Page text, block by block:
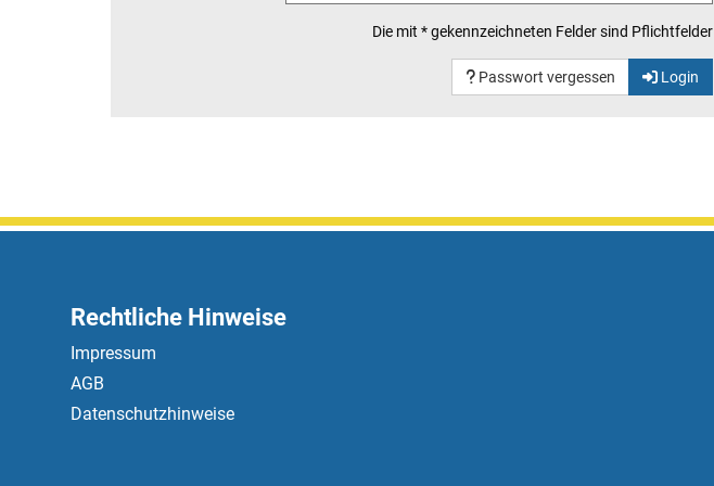
Die mit * gekennzeichneten Felder sind Pflichtfelder
Passwort vergessen Login
Rechtliche Hinweise
Impressum
AGB
Datenschutzhinweise